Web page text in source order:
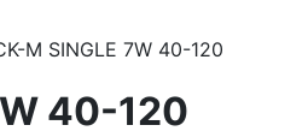
M SINGLE 7W 40-120
40-120